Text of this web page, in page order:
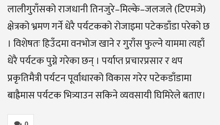
लालीगुराँसको राजधानी तिनजुरे–मिल्के–जलजले (टिएमजे)
क्षेत्रको भ्रमण गर्ने धेरै पर्यटकको रोजाइमा पटेकडाँडा परेको छ
। विशेषतः हिउँदमा वनभोज खाने र गुराँस फुल्ने याममा त्यहाँ
धेरै पर्यटक पुग्ने गरेका छन् । पर्याप्त प्रचारप्रसार र थप
प्रकृतिमैत्री पर्यटन पूर्वाधारको विकास गरेर पटेकडाँडामा
बाह्रैमास पर्यटक भित्र्याउन सकिने व्यवसायी घिमिरेले बताए।